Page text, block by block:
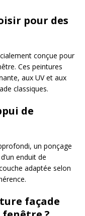
pour des
conçue pour
Ces peintures
aux UV et aux
classiques.
de
un ponçage
enduit de
adaptée selon
façade